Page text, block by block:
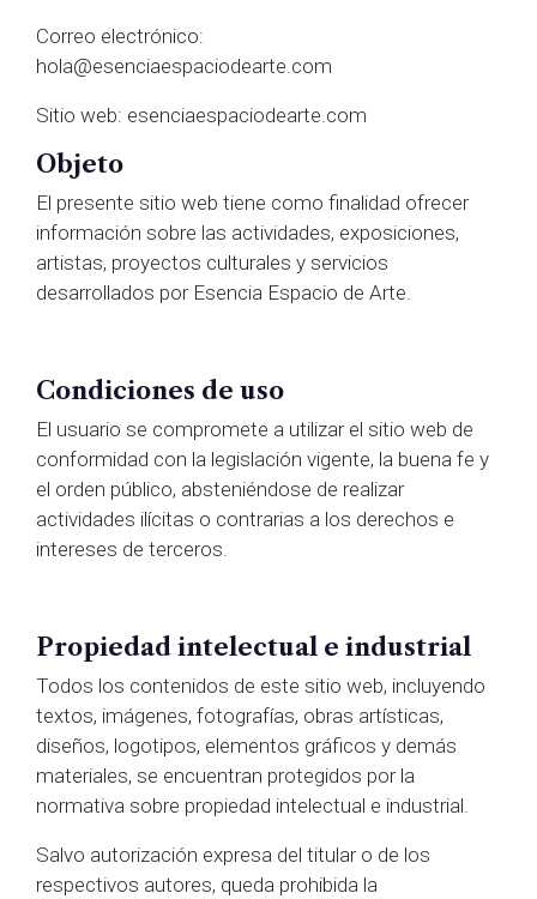
Correo electrónico:
hola@esenciaespaciodearte.com
Sitio web: esenciaespaciodearte.com
Objeto
El presente sitio web tiene como finalidad ofrecer
información sobre las actividades, exposiciones,
artistas, proyectos culturales y servicios
desarrollados por Esencia Espacio de Arte.
Condiciones de uso
El usuario se compromete a utilizar el sitio web de
conformidad con la legislación vigente, la buena fe y
el orden público, absteniéndose de realizar
actividades ilícitas o contrarias a los derechos e
intereses de terceros.
Propiedad intelectual e industrial
Todos los contenidos de este sitio web, incluyendo
textos, imágenes, fotografías, obras artísticas,
diseños, logotipos, elementos gráficos y demás
materiales, se encuentran protegidos por la
normativa sobre propiedad intelectual e industrial.
Salvo autorización expresa del titular o de los
respectivos autores, queda prohibida la